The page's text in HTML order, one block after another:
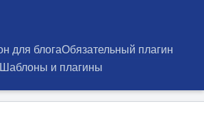
для блогаОбязательный плагин
Шаблоны и плагины